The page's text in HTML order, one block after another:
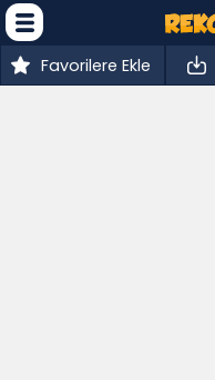
Favorilere Ekle